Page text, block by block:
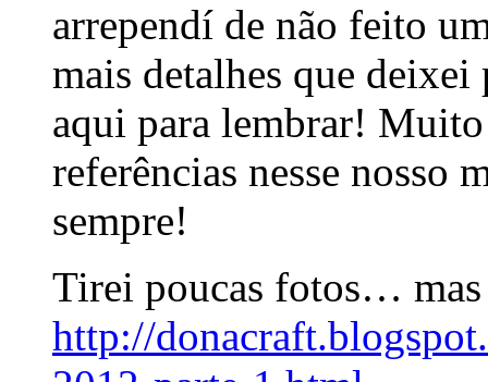
arrependí de não feito
mais detalhes que deixei
aqui para lembrar! Muito
referências nesse nosso
sempre!
Tirei poucas fotos… mas
http://